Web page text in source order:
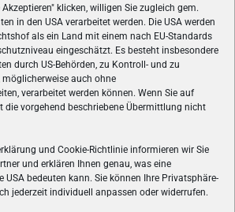
Akzeptieren" klicken, willigen Sie zugleich gem.
in den USA verarbeitet werden. Die USA werden
als ein Land mit einem nach EU-Standards
eingeschätzt. Es besteht insbesondere
durch US-Behörden, zu Kontroll- und zu
auch ohne
verarbeitet werden können. Wenn Sie auf
die vorgehend beschriebene Übermittlung nicht
und Cookie-Richtlinie informieren wir Sie
und erklären Ihnen genau, was eine
USA bedeuten kann. Sie können Ihre Privatsphäre-
jederzeit individuell anpassen oder widerrufen.
ÜBER UNS
GAMER! Gamers.at ist das älteste Online-
und bringt täglich aktuelle News,
zu PC- und Konsolenspielen, Gaming-
und aus der Welt des e-Sport's.
FOLGE UNS